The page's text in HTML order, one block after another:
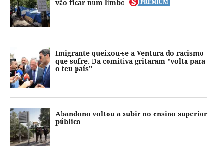
vão ficar num limbo
Imigrante queixou-se a Ventura do racismo
que sofre. Da comitiva gritaram "volta para
o teu país"
Abandono voltou a subir no ensino superior
público